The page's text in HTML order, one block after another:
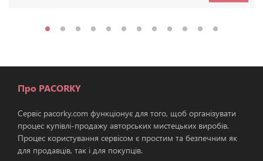
Про PACORKY
Сервіс pacorky.com функціонує для того, щоб організувати
процес купівлі-продажу авторських мистецьких виробів.
Процес користування сервісом є простим та безпечним як
для продавців, так і для покупців.